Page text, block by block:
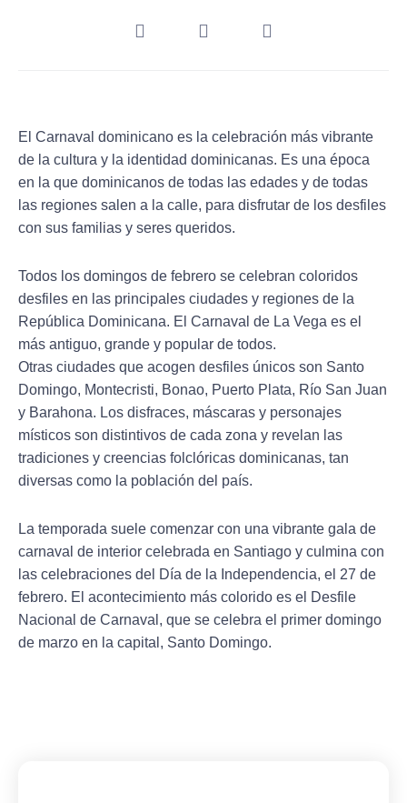
El Carnaval dominicano es la celebración más vibrante
de la cultura y la identidad dominicanas. Es una época
en la que dominicanos de todas las edades y de todas
las regiones salen a la calle, para disfrutar de los desfiles
con sus familias y seres queridos.
Todos los domingos de febrero se celebran coloridos
desfiles en las principales ciudades y regiones de la
República Dominicana. El Carnaval de La Vega es el
más antiguo, grande y popular de todos.
Otras ciudades que acogen desfiles únicos son Santo
Domingo, Montecristi, Bonao, Puerto Plata, Río San Juan
y Barahona. Los disfraces, máscaras y personajes
místicos son distintivos de cada zona y revelan las
tradiciones y creencias folclóricas dominicanas, tan
diversas como la población del país.
La temporada suele comenzar con una vibrante gala de
carnaval de interior celebrada en Santiago y culmina con
las celebraciones del Día de la Independencia, el 27 de
febrero. El acontecimiento más colorido es el Desfile
Nacional de Carnaval, que se celebra el primer domingo
de marzo en la capital, Santo Domingo.